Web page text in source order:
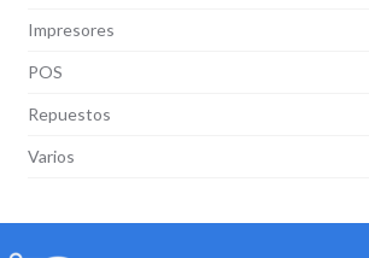
Impresores
POS
Repuestos
Varios